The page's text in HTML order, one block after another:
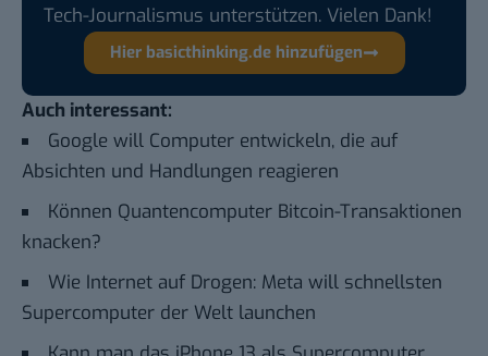
Tech-Journalismus unterstützen. Vielen Dank!
Hier basicthinking.de hinzufügen
Auch interessant:
Google will Computer entwickeln, die auf
Absichten und Handlungen reagieren
Können Quantencomputer Bitcoin-Transaktionen
knacken?
Wie Internet auf Drogen: Meta will schnellsten
Supercomputer der Welt launchen